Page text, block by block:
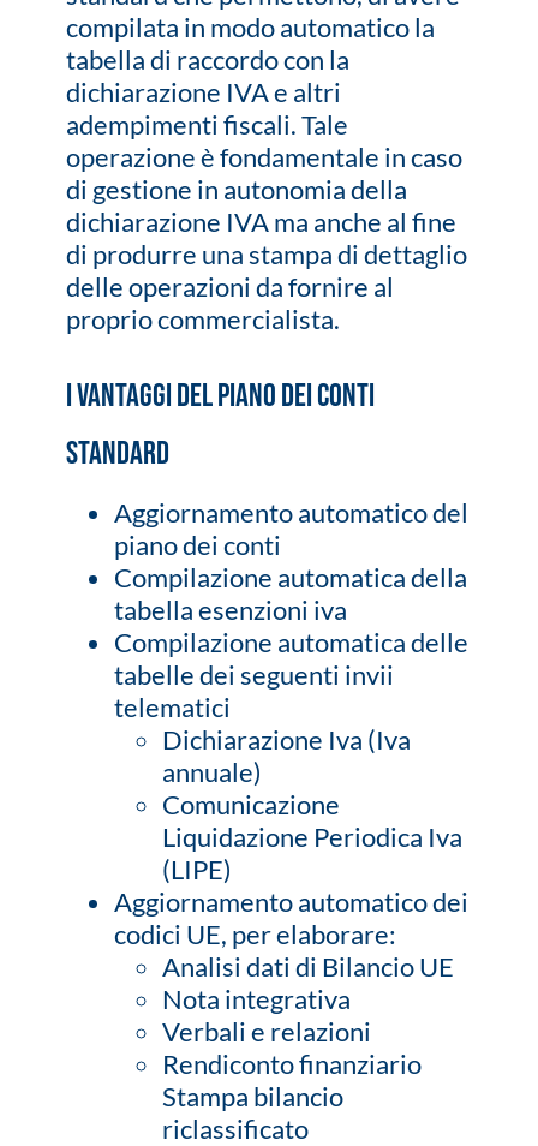
compilata in modo automatico la
tabella di raccordo con la
dichiarazione IVA e altri
adempimenti fiscali. Tale
operazione è fondamentale in caso
di gestione in autonomia della
dichiarazione IVA ma anche al fine
di produrre una stampa di dettaglio
delle operazioni da fornire al
proprio commercialista.
I VANTAGGI DEL PIANO DEI CONTI
STANDARD
Aggiornamento automatico del
piano dei conti
Compilazione automatica della
tabella esenzioni iva
Compilazione automatica delle
tabelle dei seguenti invii
telematici
Dichiarazione Iva (Iva
annuale)
Comunicazione
Liquidazione Periodica Iva
(LIPE)
Aggiornamento automatico dei
codici UE, per elaborare:
Analisi dati di Bilancio UE
Nota integrativa
Verbali e relazioni
Rendiconto finanziario
Stampa bilancio
riclassificato